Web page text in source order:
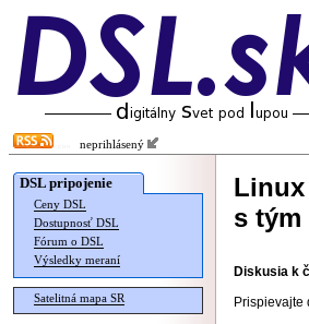
neprihlásený
DSL pripojenie
Ceny DSL
Dostupnosť DSL
Fórum o DSL
Výsledky meraní
Satelitná mapa SR
Linux
s tým
Diskusia k
Prispievajte